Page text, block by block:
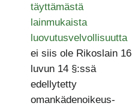
täyttämästä
lainmukaista
luovutusvelvollisuutta
ei siis ole Rikoslain 16
luvun 14 §:ssä
edellytetty
omankädenoikeus-